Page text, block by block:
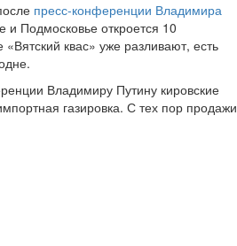
пресс-конференции Владимира
и Подмосковье откроется 10
квас» уже разливают, есть
Владимиру Путину кировские
газировка. С тех пор продажи